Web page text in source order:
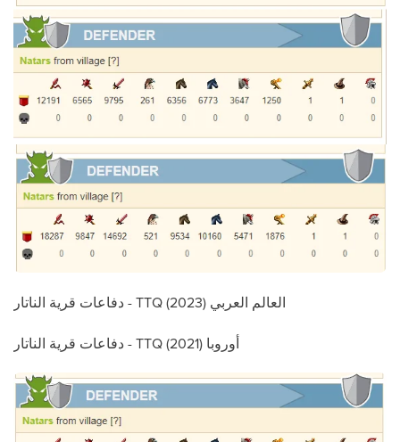
دفاعات قرية الناتار - TTQ العالم العربي (2023)
دفاعات قرية الناتار - TTQ أوروبا (2021)